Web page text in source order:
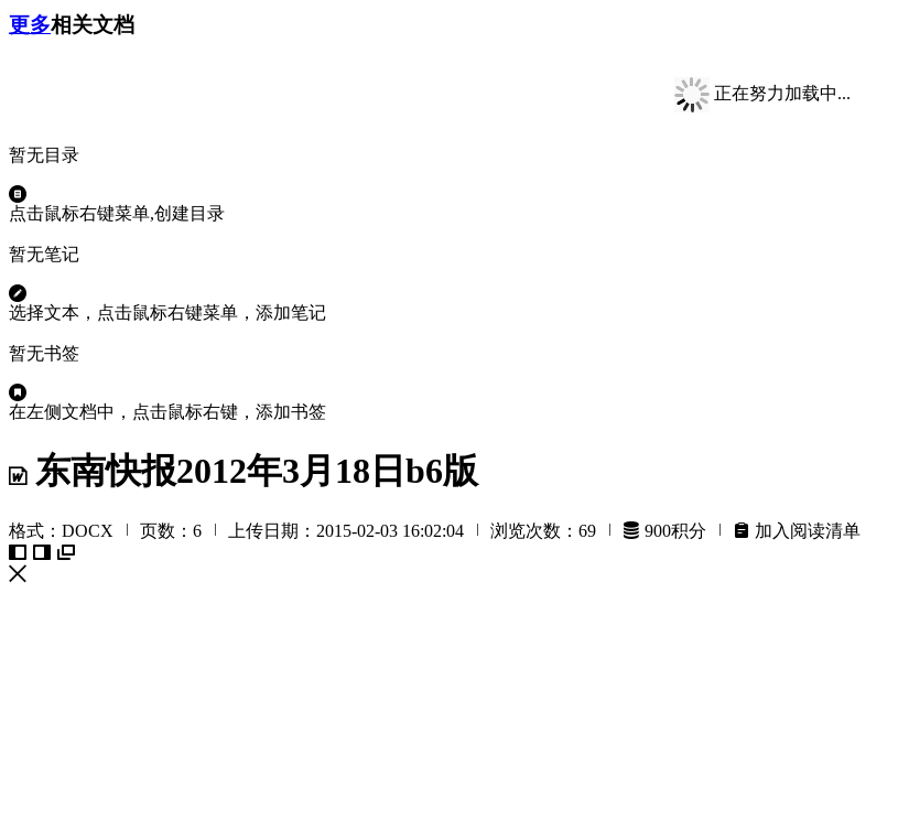
更多相关文档
正在努力加载中...
暂无目录

点击鼠标右键菜单,创建目录
暂无笔记

选择文本，点击鼠标右键菜单，添加笔记
暂无书签

在左侧文档中，点击鼠标右键，添加书签
东南快报2012年3月18日b6版
格式：DOCX 页数：6 上传日期：2015-02-03 16:02:04 浏览次数：69  900积分  加入阅读清单
 

